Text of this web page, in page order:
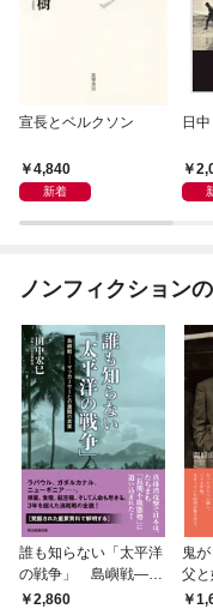
宣長とベルクソン
4,840
新着
日
ノンフィクション
誰も知らない「太平洋
の戦争」 島嶼戦――
マッカーサーとの激闘
2,860
鬼
父
赦し